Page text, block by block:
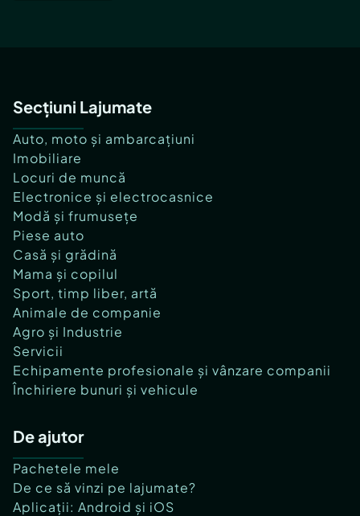
Secțiuni Lajumate
Auto, moto și ambarcațiuni
Imobiliare
Locuri de muncă
Electronice și electrocasnice
Modă și frumusețe
Piese auto
Casă și grădină
Mama și copilul
Sport, timp liber, artă
Animale de companie
Agro și Industrie
Servicii
Echipamente profesionale și vânzare companii
Închiriere bunuri și vehicule
De ajutor
Pachetele mele
De ce să vinzi pe lajumate?
Aplicații: Android și iOS